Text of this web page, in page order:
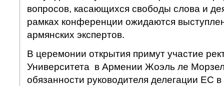
вопросов, касающихся свободы слова и
рамках конференции ожидаются
армянских экспертов.
В церемонии открытия примут участие
Университета в Армении Жоэль ле
обязанности руководителя делегации ЕС